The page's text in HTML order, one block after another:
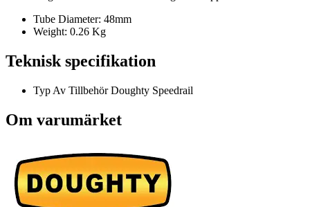
Tube Diameter: 48mm
Weight: 0.26 Kg
Teknisk specifikation
Typ Av TillbehörDoughty Speedrail
Om varumärket